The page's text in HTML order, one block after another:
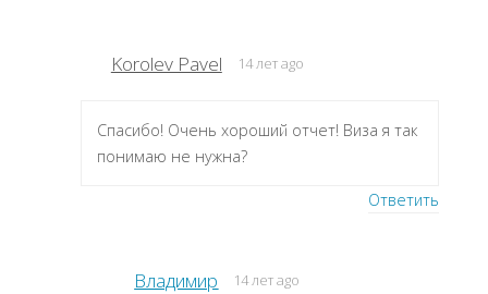
Korolev Pavel 14 лет ago
Спасибо! Очень хороший отчет! Виза я так
понимаю не нужна?
Ответить
Владимир 14 лет ago